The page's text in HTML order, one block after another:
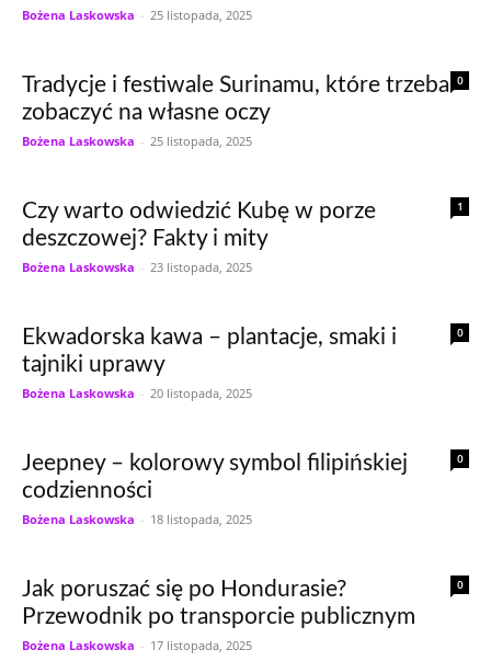
Bożena Laskowska - 25 listopada, 2025
0
Tradycje i festiwale Surinamu, które trzeba
zobaczyć na własne oczy
Bożena Laskowska - 25 listopada, 2025
1
Czy warto odwiedzić Kubę w porze
deszczowej? Fakty i mity
Bożena Laskowska - 23 listopada, 2025
0
Ekwadorska kawa – plantacje, smaki i
tajniki uprawy
Bożena Laskowska - 20 listopada, 2025
0
Jeepney – kolorowy symbol filipińskiej
codzienności
Bożena Laskowska - 18 listopada, 2025
0
Jak poruszać się po Hondurasie?
Przewodnik po transporcie publicznym
Bożena Laskowska - 17 listopada, 2025